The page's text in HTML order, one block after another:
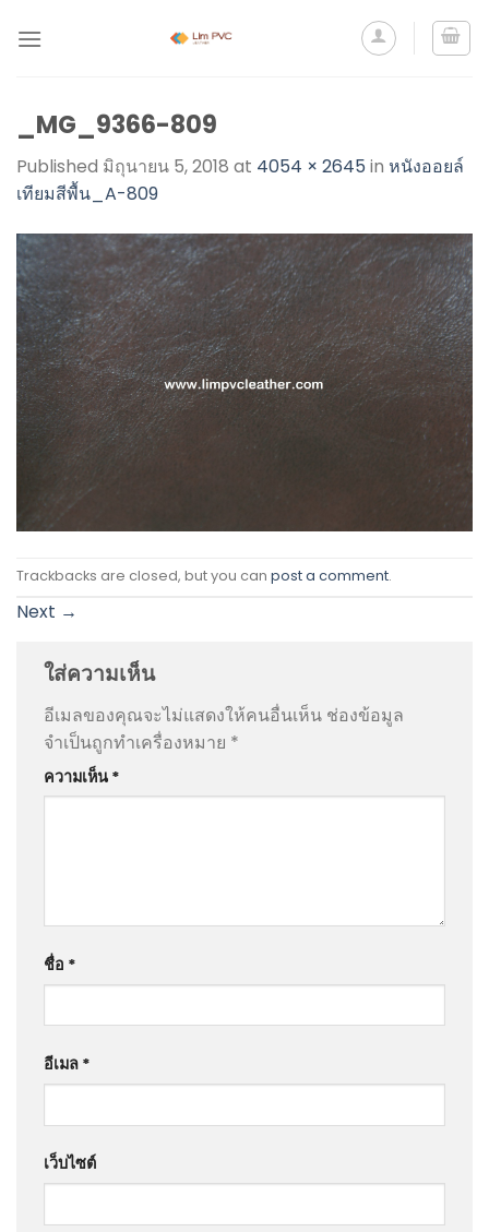
_MG_9366-809
Published มิถุนายน 5, 2018 at 4054 × 2645 in หนังออยล์
เทียมสีพื้น_A-809
Trackbacks are closed, but you can post a comment.
Next →
ใส่ความเห็น
อีเมลของคุณจะไม่แสดงให้คนอื่นเห็น ช่องข้อมูล
จำเป็นถูกทำเครื่องหมาย *
ความเห็น *
ชื่อ *
อีเมล *
เว็บไซต์